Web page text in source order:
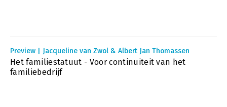
Preview | Jacqueline van Zwol & Albert Jan Thomassen
Het familiestatuut - Voor continuiteit van het
familiebedrijf